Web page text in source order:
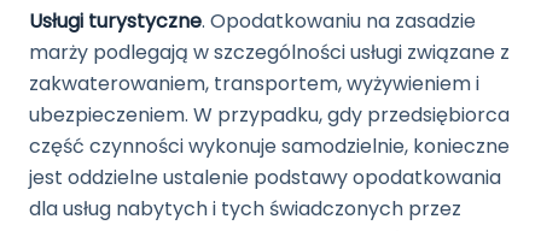
Usługi turystyczne. Opodatkowaniu na zasadzie
marży podlegają w szczególności usługi związane z
zakwaterowaniem, transportem, wyżywieniem i
ubezpieczeniem. W przypadku, gdy przedsiębiorca
część czynności wykonuje samodzielnie, konieczne
jest oddzielne ustalenie podstawy opodatkowania
dla usług nabytych i tych świadczonych przez